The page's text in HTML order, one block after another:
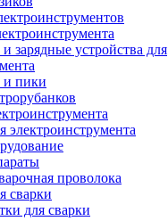
зарядные устройства для
и пики
электроинструмента
проволока
сварки
для сварки